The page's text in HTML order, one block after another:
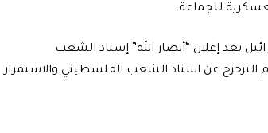
للجماعة.
بعد إعلان “أنصار الله” إسناد الشعب
التزحزح عن اسناد الشعب الفلسطيني والاستمرار